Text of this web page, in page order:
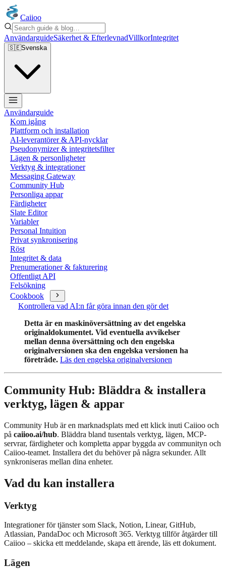
Caiioo
AnvändarguideSäkerhet & EfterlevnadVillkorIntegritet
🇸🇪Svenska
Användarguide
Kom igång
Plattform och installation
AI-leverantörer & API-nycklar
Pseudonymizer & integritetsfilter
Lägen & personligheter
Verktyg & integrationer
Messaging Gateway
Community Hub
Personliga appar
Färdigheter
Slate Editor
Variabler
Personal Intuition
Privat synkronisering
Röst
Integritet & data
Prenumerationer & fakturering
Offentligt API
Felsökning
Cookbook
Kontrollera vad AI:n får göra innan den gör det
Detta är en maskinöversättning av det engelska
originaldokumentet. Vid eventuella avvikelser
mellan denna översättning och den engelska
originalversionen ska den engelska versionen ha
företräde. Läs den engelska originalversionen
Community Hub: Bläddra & installera
verktyg, lägen & appar
Community Hub är en marknadsplats med ett klick inuti Caiioo och
på caiioo.ai/hub. Bläddra bland tusentals verktyg, lägen, MCP-
servrar, färdigheter och kompletta appar byggda av communityn och
Caiioo-teamet. Installera det du behöver på några sekunder. Allt
synkroniseras mellan dina enheter.
Vad du kan installera
Verktyg
Integrationer för tjänster som Slack, Notion, Linear, GitHub,
Atlassian, PandaDoc och Microsoft 365. Verktyg tillför åtgärder till
Caiioo – skicka ett meddelande, skapa ett ärende, läs ett dokument.
Lägen